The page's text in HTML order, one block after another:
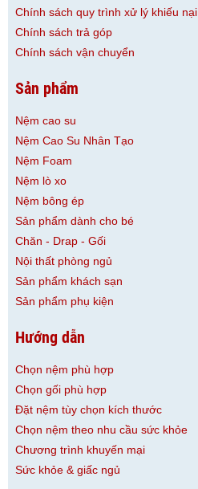
Chính sách quy trình xử lý khiếu nại
Chính sách trả góp
Chính sách vận chuyển
Sản phẩm
Nệm cao su
Nệm Cao Su Nhân Tạo
Nệm Foam
Nệm lò xo
Nệm bông ép
Sản phẩm dành cho bé
Chăn - Drap - Gối
Nội thất phòng ngủ
Sản phẩm khách sạn
Sản phẩm phụ kiện
Hướng dẫn
Chọn nệm phù hợp
Chọn gối phù hợp
Đặt nệm tùy chọn kích thước
Chọn nệm theo nhu cầu sức khỏe
Chương trình khuyến mại
Sức khỏe & giấc ngủ